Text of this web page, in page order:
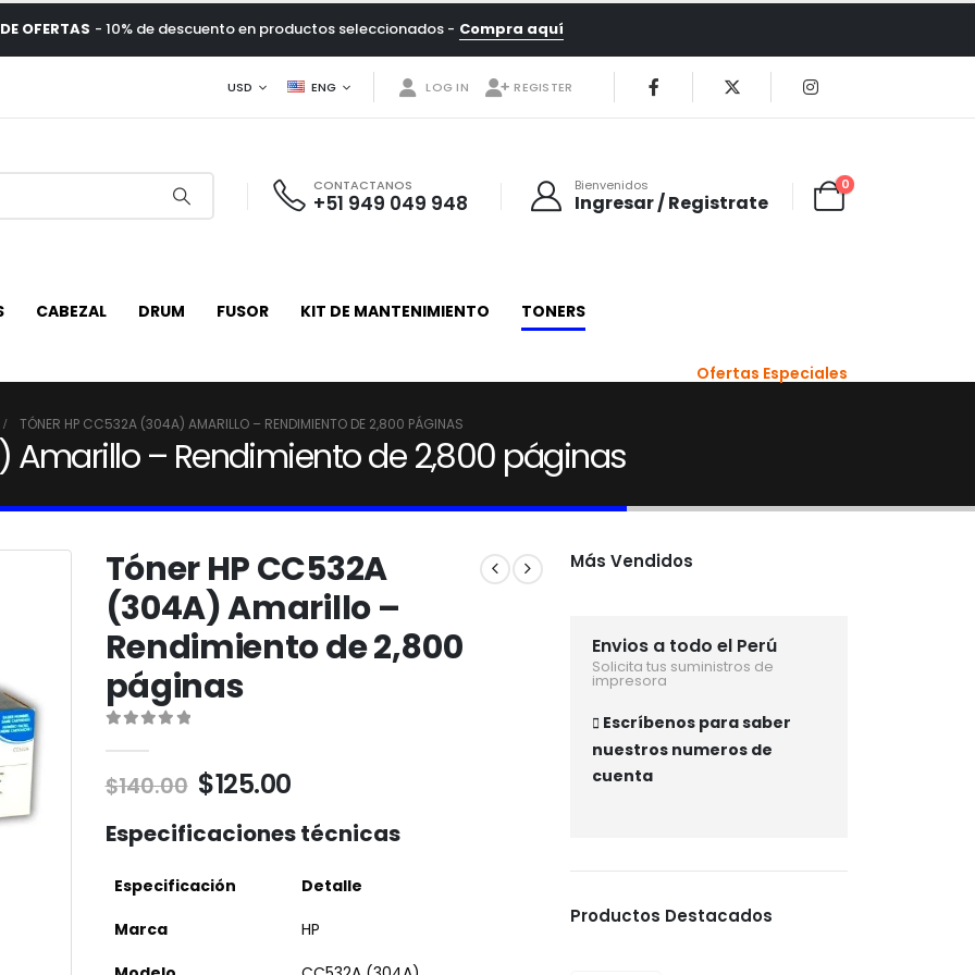
OFERTAS - 10% de descuento en productos seleccionados - Compra aquí
USD ENG LOG IN REGISTER
CONTACTANOS
+51 949 049 948
Bienvenidos
Ingresar / Registrate
0
CABEZAL DRUM FUSOR KIT DE MANTENIMIENTO TONERS
Ofertas Especiales
TÓNER HP CC532A (304A) AMARILLO – RENDIMIENTO DE 2,800 PÁGINAS
Amarillo – Rendimiento de 2,800 páginas
Tóner HP CC532A
(304A) Amarillo –
Rendimiento de 2,800
páginas
$140.00 $125.00
Especificaciones técnicas
Especificación
Detalle
Marca
HP
Más Vendidos
Envios a todo el Perú
Solicita tus suministros de
impresora
Escríbenos para saber
nuestros numeros de
cuenta
Productos Destacados